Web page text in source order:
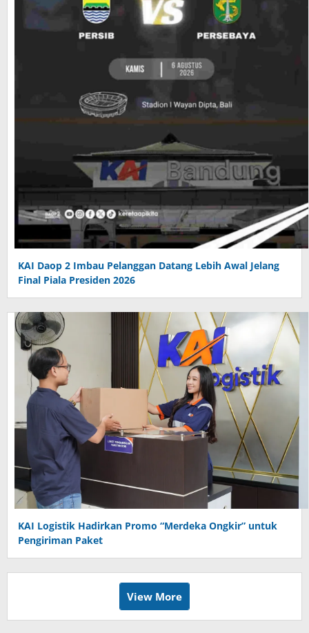
KAI Daop 2 Imbau Pelanggan Datang Lebih Awal Jelang
Final Piala Presiden 2026
KAI Logistik Hadirkan Promo “Merdeka Ongkir” untuk
Pengiriman Paket
View More